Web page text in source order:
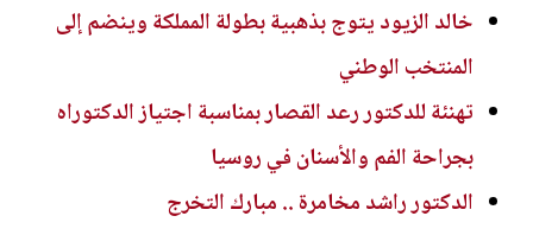
خالد الزيود يتوج بذهبية بطولة المملكة وينضم إلى
المنتخب الوطني
تهنئة للدكتور رعد القصار بمناسبة اجتياز الدكتوراه
بجراحة الفم والأسنان في روسيا
الدكتور راشد مخامرة .. مبارك التخرج